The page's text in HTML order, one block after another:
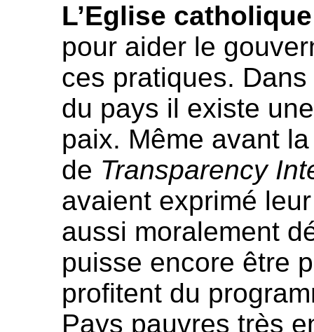
L’Eglise catholique
pour aider le
ces pratiques.
du pays il existe
paix. Même avant
de Transparency
avaient exprimé
aussi moralement
puisse encore être
profitent du
Pays pauvres très